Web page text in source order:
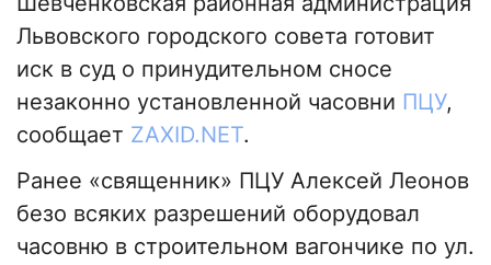
Львовского городского совета готовит
иск в суд о принудительном сносе
незаконно установленной часовни ПЦУ,
сообщает ZAXID.NET.
Ранее «священник» ПЦУ Алексей Леонов
безо всяких разрешений оборудовал
часовню в строительном вагончике по ул.